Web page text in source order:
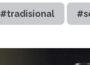
#tradisional